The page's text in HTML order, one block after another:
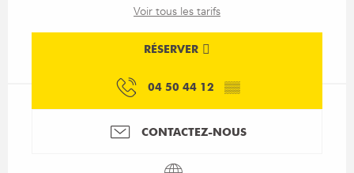
Voir tous les tarifs
RÉSERVER
04 50 44 12 ▒▒
CONTACTEZ-NOUS